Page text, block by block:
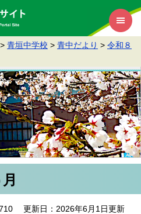
> 青垣中学校 > 青中だより > 令和８
更新日：2026年6月1日更新